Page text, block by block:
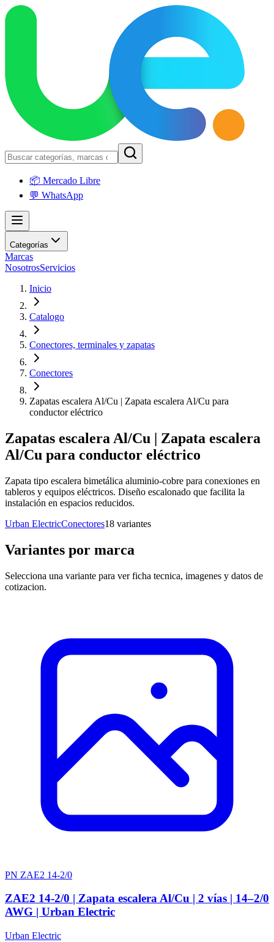
📦 Mercado Libre
💬 WhatsApp
Categorías
Marcas
NosotrosServicios
Inicio
Catalogo
Conectores, terminales y zapatas
Conectores
Zapatas escalera Al/Cu | Zapata escalera Al/Cu para
conductor eléctrico
Zapatas escalera Al/Cu | Zapata escalera
Al/Cu para conductor eléctrico
Zapata tipo escalera bimetálica aluminio-cobre para conexiones en
tableros y equipos eléctricos. Diseño escalonado que facilita la
instalación en espacios reducidos.
Urban ElectricConectores18 variantes
Variantes por marca
Selecciona una variante para ver ficha tecnica, imagenes y datos de
cotizacion.
PN ZAE2 14-2/0
ZAE2 14-2/0 | Zapata escalera Al/Cu | 2 vías | 14–2/0
AWG | Urban Electric
Urban Electric